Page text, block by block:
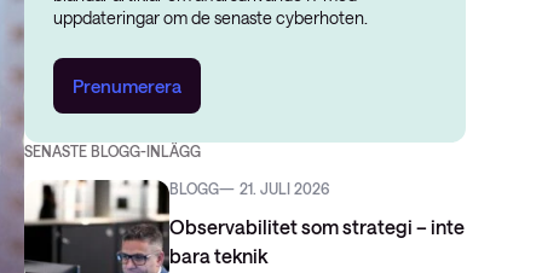
uppdateringar om de senaste cyberhoten.
Prenumerera
SENASTE BLOGG-INLÄGG
BLOGG 21. JULI 2026
Observabilitet som strategi – inte
bara teknik